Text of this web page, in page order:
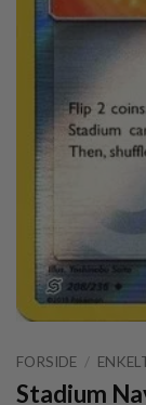
FORSIDE /
Stadium